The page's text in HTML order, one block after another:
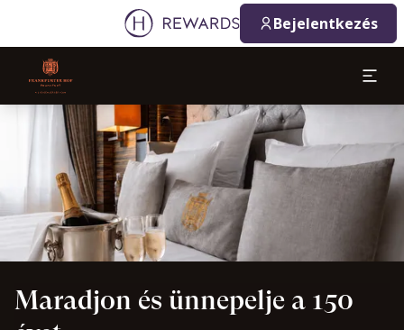
Bejelentkezés
Dia: 1 of 1
Maradjon és ünnepelje a 150